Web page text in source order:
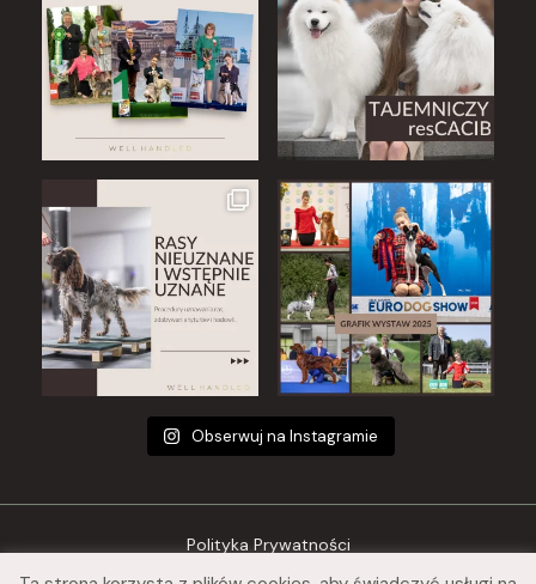
Obserwuj na Instagramie
Polityka Prywatności